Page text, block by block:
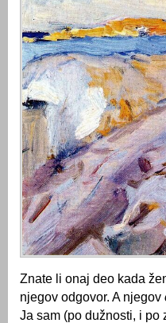
Znate li onaj deo kada
njegov odgovor. A njegov
Ja sam (po dužnosti, i